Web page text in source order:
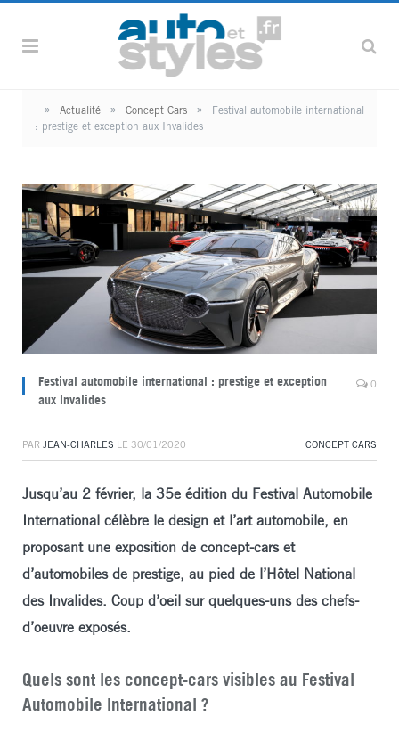
» Actualité » Concept Cars »
Festival automobile international
: prestige et exception aux Invalides
Festival automobile international : prestige et exception
aux Invalides
0
PAR JEAN-CHARLES LE 30/01/2020 CONCEPT CARS
Jusqu’au 2 février, la 35e édition du Festival Automobile
International célèbre le design et l’art automobile, en
proposant une exposition de concept-cars et
d’automobiles de prestige, au pied de l’Hôtel National
des Invalides. Coup d’oeil sur quelques-uns des chefs-
d’oeuvre exposés.
Quels sont les concept-cars visibles au Festival
Automobile International ?